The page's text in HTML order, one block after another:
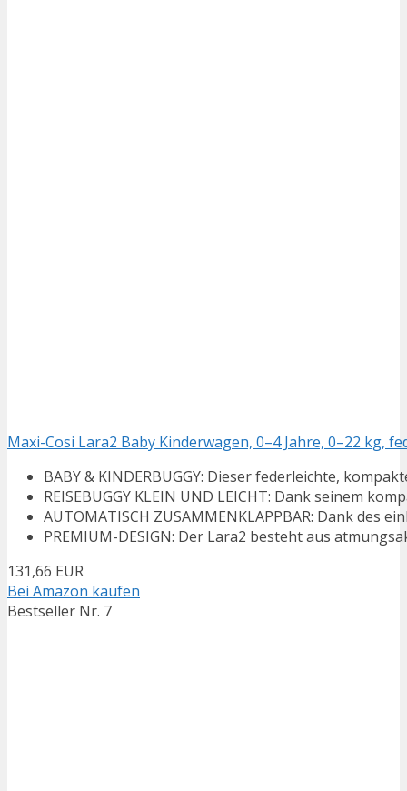
Maxi-Cosi Lara2 Baby Kinderwagen, 0–4 Jahre, 0–22 kg,
BABY & KINDERBUGGY: Dieser federleichte,
REISEBUGGY KLEIN UND LEICHT: Dank seinem
AUTOMATISCH ZUSAMMENKLAPPBAR: Dank des
PREMIUM-DESIGN: Der Lara2 besteht aus
131,66 EUR
Bei Amazon kaufen
Bestseller Nr. 7